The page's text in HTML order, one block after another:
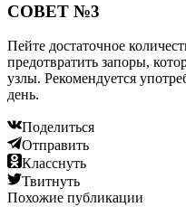
СОВЕТ №3
Пейте достаточное
предотвратить запоры,
узлы. Рекомендуется
день.
Поделиться
Отправить
Класснуть
Твитнуть
Похожие публикации